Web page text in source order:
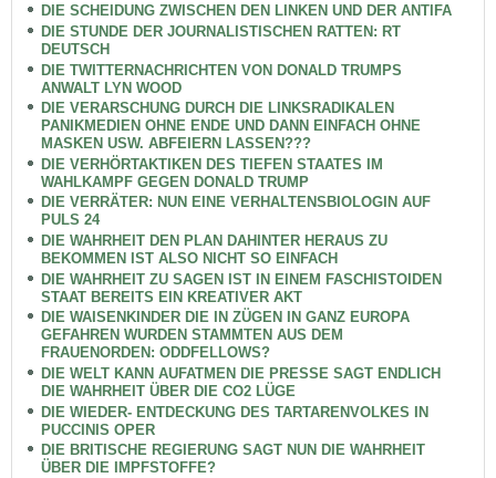
DIE SCHEIDUNG ZWISCHEN DEN LINKEN UND DER ANTIFA
DIE STUNDE DER JOURNALISTISCHEN RATTEN: RT
DEUTSCH
DIE TWITTERNACHRICHTEN VON DONALD TRUMPS
ANWALT LYN WOOD
DIE VERARSCHUNG DURCH DIE LINKSRADIKALEN
PANIKMEDIEN OHNE ENDE UND DANN EINFACH OHNE
MASKEN USW. ABFEIERN LASSEN???
DIE VERHÖRTAKTIKEN DES TIEFEN STAATES IM
WAHLKAMPF GEGEN DONALD TRUMP
DIE VERRÄTER: NUN EINE VERHALTENSBIOLOGIN AUF
PULS 24
DIE WAHRHEIT DEN PLAN DAHINTER HERAUS ZU
BEKOMMEN IST ALSO NICHT SO EINFACH
DIE WAHRHEIT ZU SAGEN IST IN EINEM FASCHISTOIDEN
STAAT BEREITS EIN KREATIVER AKT
DIE WAISENKINDER DIE IN ZÜGEN IN GANZ EUROPA
GEFAHREN WURDEN STAMMTEN AUS DEM
FRAUENORDEN: ODDFELLOWS?
DIE WELT KANN AUFATMEN DIE PRESSE SAGT ENDLICH
DIE WAHRHEIT ÜBER DIE CO2 LÜGE
DIE WIEDER- ENTDECKUNG DES TARTARENVOLKES IN
PUCCINIS OPER
DIE BRITISCHE REGIERUNG SAGT NUN DIE WAHRHEIT
ÜBER DIE IMPFSTOFFE?